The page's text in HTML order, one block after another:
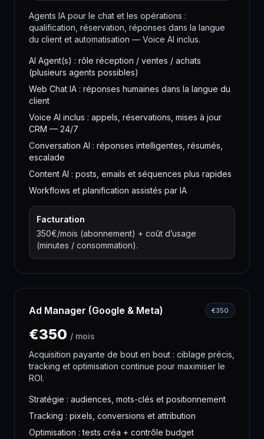
Agents IA pour le chat et les opérations :
qualification, réservation, réponses dans la langue
du client et automatisation — Voice AI inclus.
AI Agent(s) : rôle réception / ventes / achats
(plusieurs agents possibles)
Web Chat IA : réponses humaines dans la langue du
client
Voice AI inclus : appels, réservations, mises à jour
CRM — 24/7
Conversation AI : réponses intelligentes, résumés,
escalade
Content AI : posts, emails et séquences plus rapides
Workflows et planification assistés par IA
Facturation
350€/mois (abonnement) + coût d’usage
(minutes / consommation).
Ad Manager (Google & Meta) €350
€350 / mois
Acquisition payante de bout en bout : ciblage précis,
tracking et optimisation continue pour maximiser le
ROI.
Stratégie : audiences, mots-clés et positionnement
Tracking : pixels, conversions et attribution
Optimisation : tests créa + contrôle budget